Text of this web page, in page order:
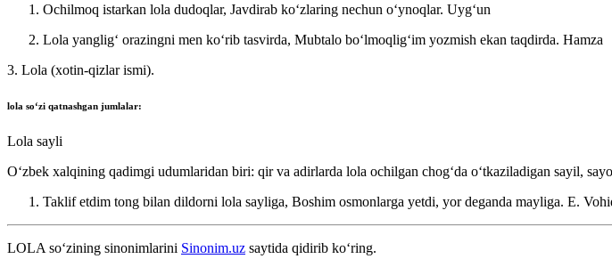
Ochilmoq istarkan lola dudoqlar, Javdirab koʻzlaring nechun oʻynoqlar. Uygʻun
Lola yangligʻ orazingni men koʻrib tasvirda, Mubtalo boʻlmoqligʻim yozmish ekan taqdirda. Hamza
3. Lola (xotin-qizlar ismi).
lola soʻzi qatnashgan jumlalar:
Lola sayli
Oʻzbek xalqining qadimgi udumlaridan biri: qir va adirlarda lola ochilgan chogʻda oʻtkaziladigan sayil,
Taklif etdim tong bilan dildorni lola sayliga, Boshim osmonlarga yetdi, yor deganda mayliga. E.
LOLA so‘zining sinonimlarini Sinonim.uz saytida qidirib ko‘ring.